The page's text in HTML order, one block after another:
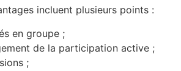
incluent plusieurs points :
en groupe ;
de la participation active ;
;